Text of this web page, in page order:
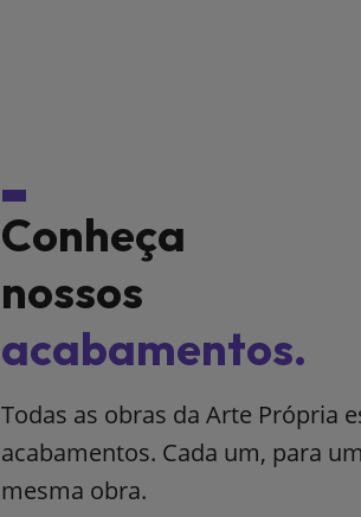
Conheça
nossos
acabamentos.
Todas as obras da Arte Própria
acabamentos. Cada um, para
mesma obra.